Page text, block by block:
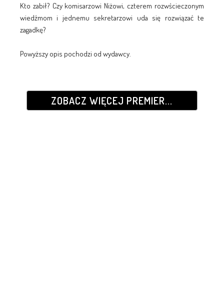
Kto zabił? Czy komisarzowi Niżowi, czterem rozwścieczonym
wiedźmom i jednemu sekretarzowi uda się rozwiązać te
zagadkę?
Powyższy opis pochodzi od wydawcy.
ZOBACZ WIĘCEJ PREMIER...